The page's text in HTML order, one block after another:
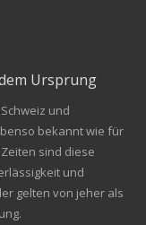
Ursprung
und
bekannt wie für
sind diese
und
gelten von jeher als